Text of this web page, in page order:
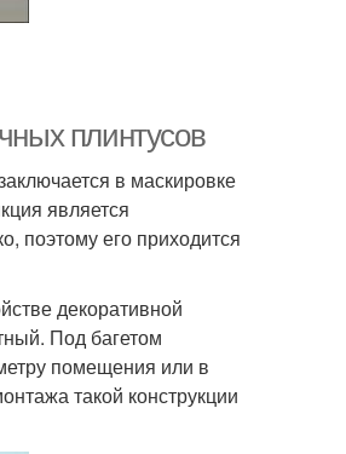
плинтусов
в маскировке
является
поэтому его приходится
декоративной
Под багетом
помещения или в
такой конструкции